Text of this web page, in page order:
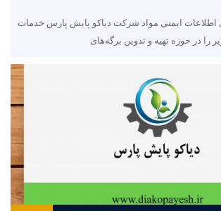
ایمنی مواد شرکت دیاکو پایش پارس خدمات
در حوزه تهیه و تدوین برگه‌های